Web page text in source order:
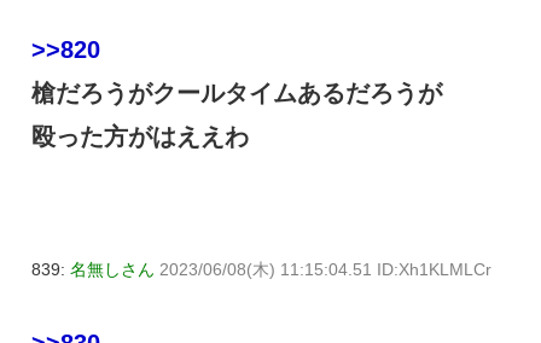
>>820
槍だろうがクールタイムあるだろうが
殴った方がはええわ
839: 名無しさん 2023/06/08(木) 11:15:04.51 ID:Xh1KLMLCr